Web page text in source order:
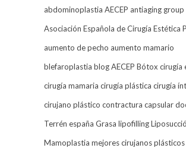
abdominoplastia AECEP antiaging
Asociación Española de Cirugía Estética
aumento de pecho aumento mamario
blefaroplastia blog AECEP Bótox cirugía
cirugía mamaria cirugía plástica cirugía
cirujano plástico contractura capsular
Terrén españa Grasa lipofilling
Mamoplastia mejores cirujanos plásticos